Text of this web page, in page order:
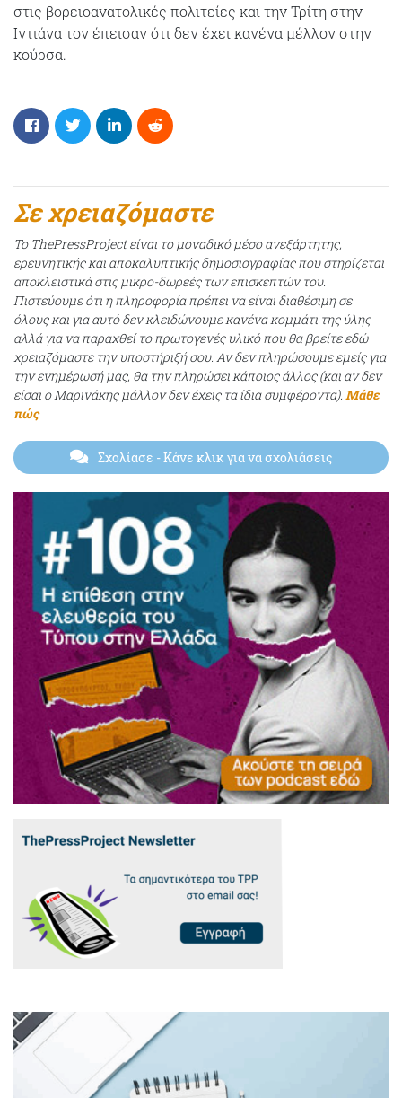
στις βορειοανατολικές πολιτείες και την Τρίτη στην
Ιντιάνα τον έπεισαν ότι δεν έχει κανένα μέλλον στην
κούρσα.
Σε χρειαζόμαστε
Το ThePressProject είναι το μοναδικό μέσο ανεξάρτητης,
ερευνητικής και αποκαλυπτικής δημοσιογραφίας που στηρίζεται
αποκλειστικά στις μικρο-δωρεές των επισκεπτών του.
Πιστεύουμε ότι η πληροφορία πρέπει να είναι διαθέσιμη σε
όλους και για αυτό δεν κλειδώνουμε κανένα κομμάτι της ύλης
αλλά για να παραχθεί το πρωτογενές υλικό που θα βρείτε εδώ
χρειαζόμαστε την υποστήριξή σου. Αν δεν πληρώσουμε εμείς για
την ενημέρωσή μας, θα την πληρώσει κάποιος άλλος (και αν δεν
είσαι ο Μαρινάκης μάλλον δεν έχεις τα ίδια συμφέροντα). Μάθε
πώς
Σχολίασε - Κάνε κλικ για να σχολιάσεις